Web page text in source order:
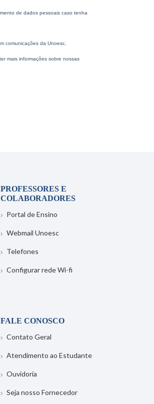
PROFESSORES E
COLABORADORES
Portal de Ensino
Webmail Unoesc
Telefones
Configurar rede Wi-fi
FALE CONOSCO
Contato Geral
Atendimento ao Estudante
Ouvidoria
Seja nosso Fornecedor